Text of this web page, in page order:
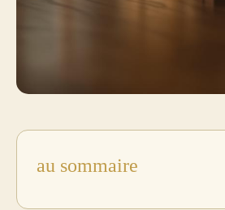
au sommaire